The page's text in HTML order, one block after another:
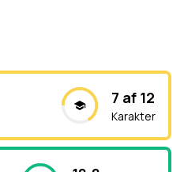
7 af 12
Karakter